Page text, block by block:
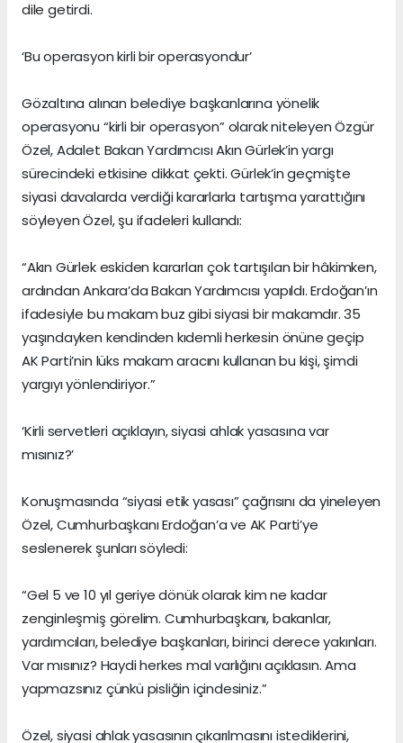
dile getirdi.
‘Bu operasyon kirli bir operasyondur’
Gözaltına alınan belediye başkanlarına yönelik
operasyonu “kirli bir operasyon” olarak niteleyen Özgür
Özel, Adalet Bakan Yardımcısı Akın Gürlek’in yargı
sürecindeki etkisine dikkat çekti. Gürlek’in geçmişte
siyasi davalarda verdiği kararlarla tartışma yarattığını
söyleyen Özel, şu ifadeleri kullandı:
“Akın Gürlek eskiden kararları çok tartışılan bir hâkimken,
ardından Ankara’da Bakan Yardımcısı yapıldı. Erdoğan’ın
ifadesiyle bu makam buz gibi siyasi bir makamdır. 35
yaşındayken kendinden kıdemli herkesin önüne geçip
AK Parti’nin lüks makam aracını kullanan bu kişi, şimdi
yargıyı yönlendiriyor.”
‘Kirli servetleri açıklayın, siyasi ahlak yasasına var
mısınız?’
Konuşmasında “siyasi etik yasası” çağrısını da yineleyen
Özel, Cumhurbaşkanı Erdoğan’a ve AK Parti’ye
seslenerek şunları söyledi:
“Gel 5 ve 10 yıl geriye dönük olarak kim ne kadar
zenginleşmiş görelim. Cumhurbaşkanı, bakanlar,
yardımcıları, belediye başkanları, birinci derece yakınları.
Var mısınız? Haydi herkes mal varlığını açıklasın. Ama
yapmazsınız çünkü pisliğin içindesiniz.”
Özel, siyasi ahlak yasasının çıkarılmasını istediklerini,